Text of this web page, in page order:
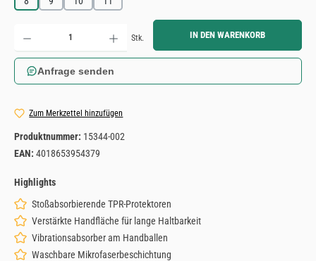
Produkt Anzahl: Gib den gewünschten Wert ein oder benutze die Schaltflächen um die Anzahl zu
Stk. IN DEN WARENKORB
Anfrage senden
Zum Merkzettel hinzufügen
Produktnummer: 15344-002
EAN: 4018653954379
Highlights
Stoßabsorbierende TPR-Protektoren
Verstärkte Handfläche für lange Haltbarkeit
Vibrationsabsorber am Handballen
Waschbare Mikrofaserbeschichtung